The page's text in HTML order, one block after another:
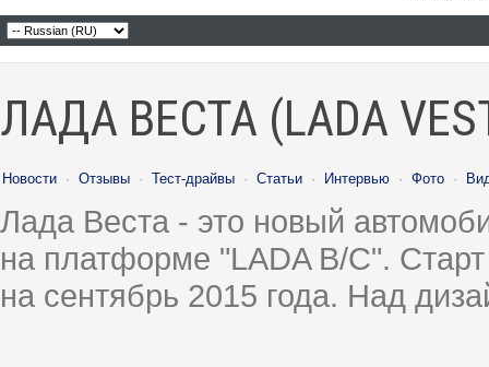
ЛАДА ВЕСТА (LADA
Новости · Отзывы · Тест-драйвы · Статьи · Интервью · Фото ·
Лада Веста - это новый
на платформе "LADA B/C".
на сентябрь 2015 года. Над